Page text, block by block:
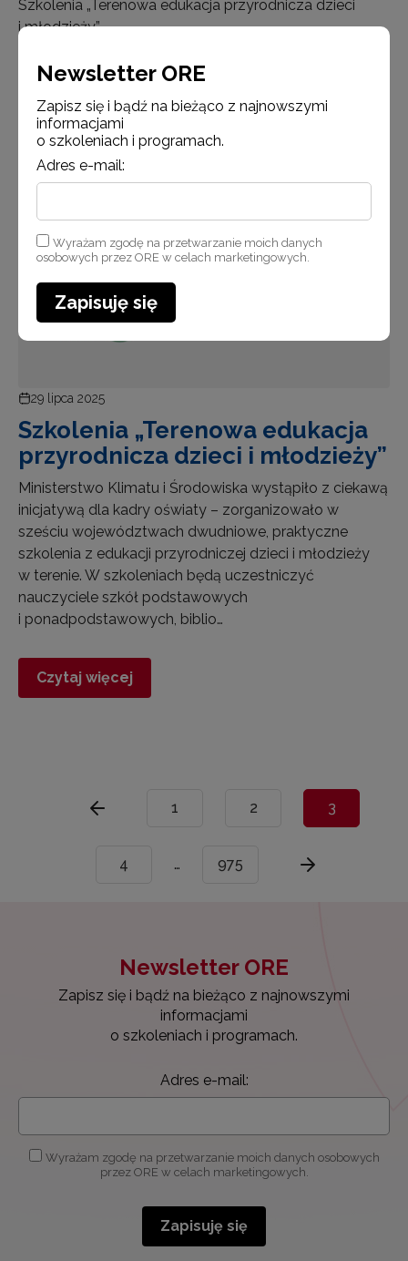
Szkolenia „Terenowa edukacja przyrodnicza dzieci
i młodzieży”
Czytaj więcej
29 lipca 2025
Szkolenia „Terenowa edukacja
przyrodnicza dzieci i młodzieży”
Ministerstwo Klimatu i Środowiska wystąpiło z ciekawą
inicjatywą dla kadry oświaty – zorganizowało w
sześciu województwach dwudniowe, praktyczne
szkolenia z edukacji przyrodniczej dzieci i młodzieży
w terenie. W szkoleniach będą uczestniczyć
nauczyciele szkół podstawowych
i ponadpodstawowych, biblio…
Czytaj więcej
1 2 3
4 … 975
Newsletter ORE
Zapisz się i bądź na bieżąco z najnowszymi
informacjami
o szkoleniach i programach.
Adres e-mail:
Wyrażam zgodę na przetwarzanie moich danych osobowych
przez ORE w celach marketingowych.
Zapisuję się
Newsletter ORE
Zapisz się i bądź na bieżąco z najnowszymi
informacjami
o szkoleniach i programach.
Adres e-mail:
Wyrażam zgodę na przetwarzanie moich danych
osobowych przez ORE w celach marketingowych.
Zapisuję się